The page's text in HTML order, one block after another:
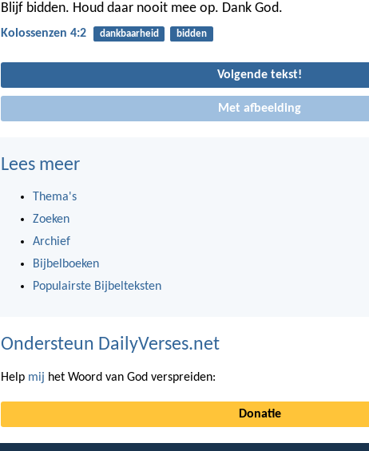
Blijf bidden. Houd daar nooit mee op. Dank God.
Kolossenzen 4:2 dankbaarheid bidden
Volgende tekst!
Met afbeelding
Lees meer
Thema's
Zoeken
Archief
Bijbelboeken
Populairste Bijbelteksten
Ondersteun DailyVerses.net
Help mij het Woord van God verspreiden:
Donatie